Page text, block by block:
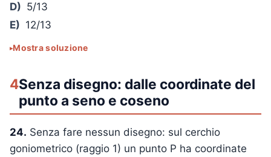
D) 5/13
E) 12/13
Mostra soluzione
4Senza disegno: dalle coordinate del
punto a seno e coseno
24. Senza fare nessun disegno: sul cerchio
goniometrico (raggio 1) un punto P ha coordinate